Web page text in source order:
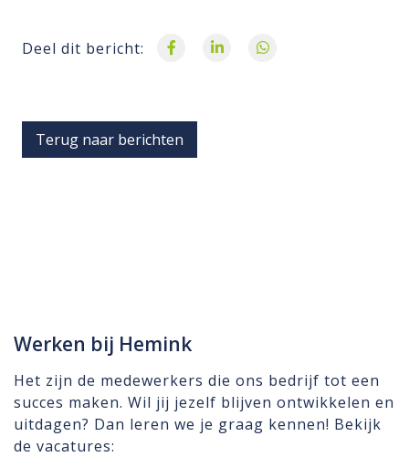
Deel dit bericht:
Terug naar berichten
Werken bij Hemink
Het zijn de medewerkers die ons bedrijf tot een
succes maken. Wil jij jezelf blijven ontwikkelen en
uitdagen? Dan leren we je graag kennen! Bekijk
de vacatures: